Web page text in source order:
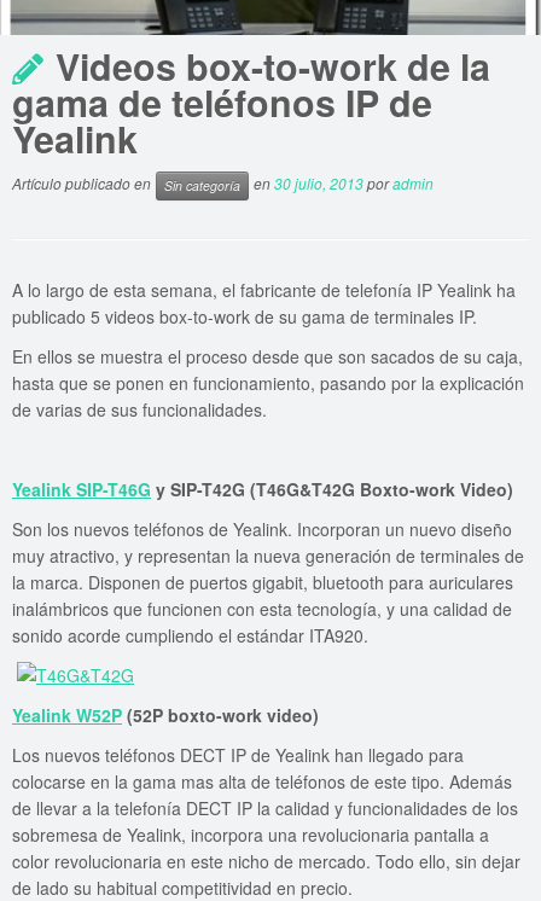
Videos box-to-work de la
gama de teléfonos IP de
Yealink
Artículo publicado en Sin categoría en30 julio, 2013poradmin
A lo largo de esta semana, el fabricante de telefonía IP Yealink ha
publicado 5 videos box-to-work de su gama de terminales IP.
En ellos se muestra el proceso desde que son sacados de su caja,
hasta que se ponen en funcionamiento, pasando por la explicación
de varias de sus funcionalidades.
Yealink SIP-T46G y SIP-T42G (T46G&T42G Boxto-work Video)
Son los nuevos teléfonos de Yealink. Incorporan un nuevo diseño
muy atractivo, y representan la nueva generación de terminales de
la marca. Disponen de puertos gigabit, bluetooth para auriculares
inalámbricos que funcionen con esta tecnología, y una calidad de
sonido acorde cumpliendo el estándar ITA920.
Yealink W52P (52P boxto-work video)
Los nuevos teléfonos DECT IP de Yealink han llegado para
colocarse en la gama mas alta de teléfonos de este tipo. Además
de llevar a la telefonía DECT IP la calidad y funcionalidades de los
sobremesa de Yealink, incorpora una revolucionaria pantalla a
color revolucionaria en este nicho de mercado. Todo ello, sin dejar
de lado su habitual competitividad en precio.